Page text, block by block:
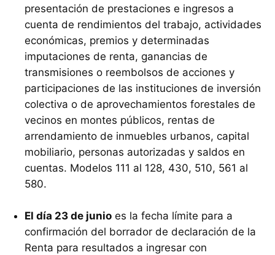
presentación de prestaciones e ingresos a
cuenta de rendimientos del trabajo, actividades
económicas, premios y determinadas
imputaciones de renta, ganancias de
transmisiones o reembolsos de acciones y
participaciones de las instituciones de inversión
colectiva o de aprovechamientos forestales de
vecinos en montes públicos, rentas de
arrendamiento de inmuebles urbanos, capital
mobiliario, personas autorizadas y saldos en
cuentas. Modelos 111 al 128, 430, 510, 561 al
580.
El día 23 de junio es la fecha límite para a
confirmación del borrador de declaración de la
Renta para resultados a ingresar con